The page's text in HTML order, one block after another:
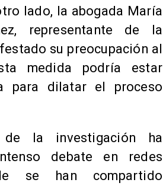
lado, la abogada María
representante de la
su preocupación al
medida podría estar
para dilatar el proceso
de la investigación ha
debate en redes
se han compartido